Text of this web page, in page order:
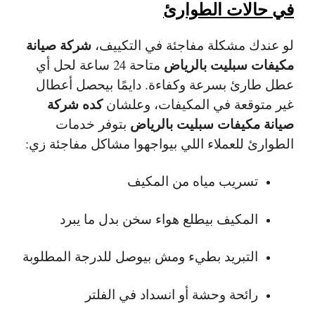
في حالات الطوارئ
لو عندك مشكلة مفاجئة في التكييف، شركة صيانة
مكيفات سبليت بالرياض
متاحة 24 ساعة لحل أي
عطل طارئ بسرعة وكفاءة. دايمًا بيحصل أعطال
غير متوقعة في المكيفات، وعلشانكده شركة
صيانة مكيفات سبليت بالرياض بتوفر خدمات
الطوارئ للعملاء اللي بيواجهوا مشاكل مفاجئة زي:
تسريب مياه من المكيف
المكيف بيطلع هواء سخن بدل ما يبرد
التبريد بطيء ومش بيوصل للدرجة المطلوبة
رائحة وحشة أو انسداد في الفلتر